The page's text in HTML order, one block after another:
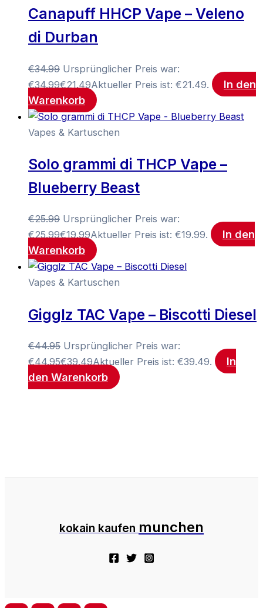
Canapuff HHCP Vape – Veleno
di Durban
€34.99 Ursprünglicher Preis war:
€34.99€21.49Aktueller Preis ist: €21.49.
In den
Warenkorb
Vapes & Kartuschen
Solo grammi di THCP Vape –
Blueberry Beast
€25.99 Ursprünglicher Preis war:
€25.99€19.99Aktueller Preis ist: €19.99.
In den
Warenkorb
Vapes & Kartuschen
Gigglz TAC Vape – Biscotti Diesel
€44.95 Ursprünglicher Preis war:
€44.95€39.49Aktueller Preis ist: €39.49.
In
den Warenkorb
kokain kaufen munchen